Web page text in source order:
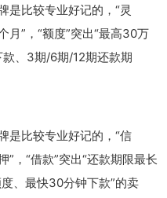
是比较专业好记的，“灵
月”，“额度”突出“最高30万
款、3期/6期/12期还款期
是比较专业好记的，“信
”，“借款”突出“还款期限最长
、最快30分钟下款”的卖